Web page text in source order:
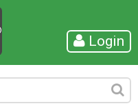
Login